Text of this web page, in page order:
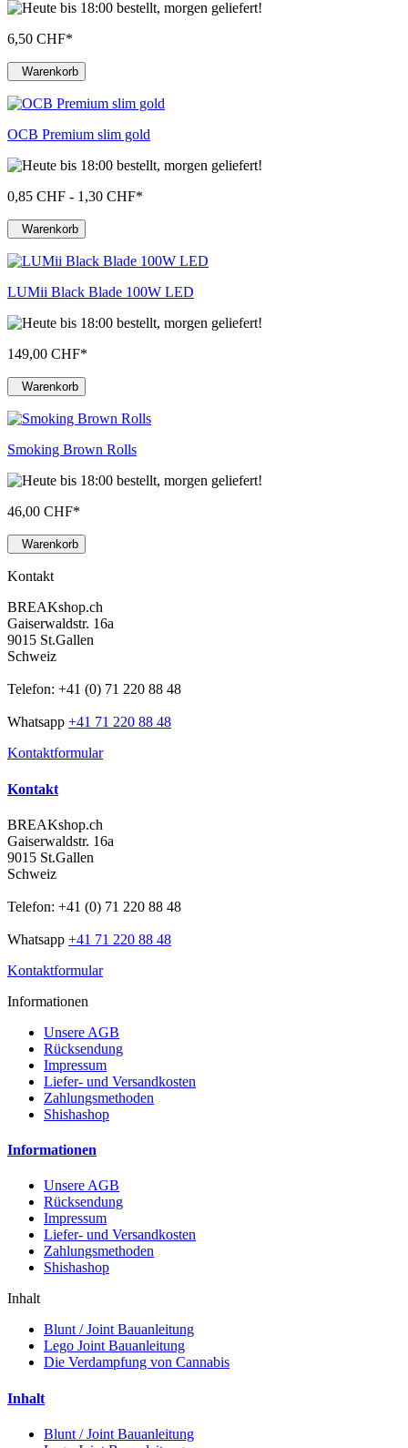
6,50 CHF*
Warenkorb
OCB Premium slim gold
0,85 CHF - 1,30 CHF*
Warenkorb
LUMii Black Blade 100W LED
149,00 CHF*
Warenkorb
Smoking Brown Rolls
46,00 CHF*
Warenkorb
Kontakt
BREAKshop.ch
Gaiserwaldstr. 16a
9015 St.Gallen
Schweiz
Telefon: +41 (0) 71 220 88 48
Whatsapp +41 71 220 88 48
Kontaktformular
Kontakt
BREAKshop.ch
Gaiserwaldstr. 16a
9015 St.Gallen
Schweiz
Telefon: +41 (0) 71 220 88 48
Whatsapp +41 71 220 88 48
Kontaktformular
Informationen
Unsere AGB
Rücksendung
Impressum
Liefer- und Versandkosten
Zahlungsmethoden
Shishashop
Informationen
Unsere AGB
Rücksendung
Impressum
Liefer- und Versandkosten
Zahlungsmethoden
Shishashop
Inhalt
Blunt / Joint Bauanleitung
Lego Joint Bauanleitung
Die Verdampfung von Cannabis
Inhalt
Blunt / Joint Bauanleitung